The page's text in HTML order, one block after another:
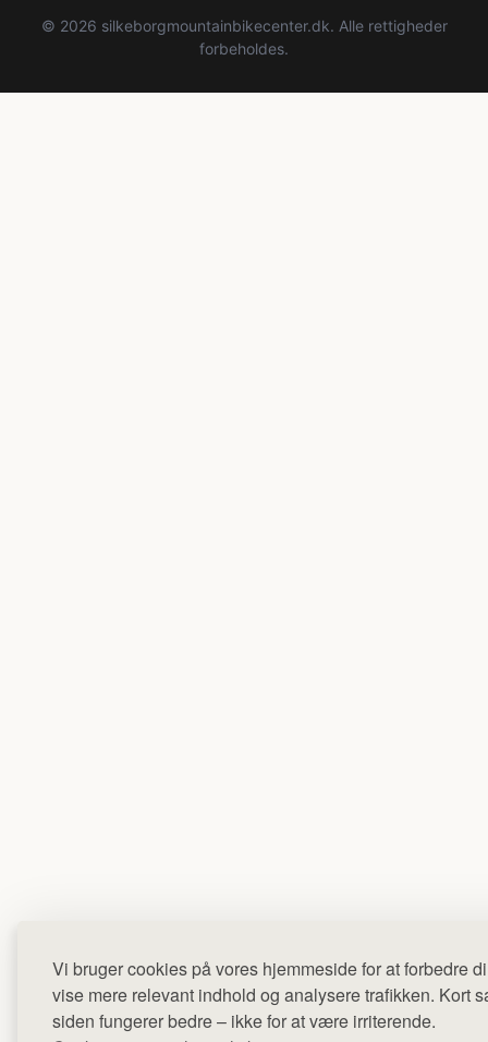
Vi bruger cookies på vores hjemmeside for at forbedre
vise mere relevant indhold og analysere trafikken. Kort
siden fungerer bedre – ikke for at være irriterende.
© 2026 silkeborgmountainbikecenter.dk. Alle rettigheder
forbeholdes.